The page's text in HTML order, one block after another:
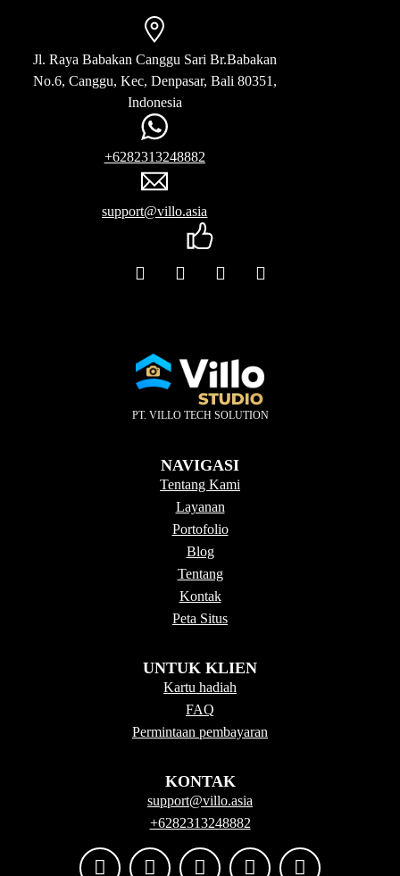
Jl. Raya Babakan Canggu Sari Br.Babakan
No.6, Canggu, Kec, Denpasar, Bali 80351,
Indonesia
+6282313248882
support@villo.asia
PT. VILLO TECH SOLUTION
NAVIGASI
Tentang Kami
Layanan
Portofolio
Blog
Tentang
Kontak
Peta Situs
UNTUK KLIEN
Kartu hadiah
FAQ
Permintaan pembayaran
KONTAK
support@villo.asia
+6282313248882